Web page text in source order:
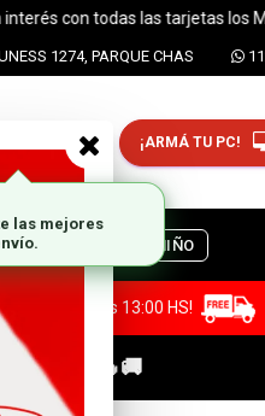
con todas las tarjetas los
1274, PARQUE CHAS
CP y ciudad ¡ARMÁ TU PC!
DIA DEL NIÑO
antes de las 13:00 HS!
GAMER🔥🚚